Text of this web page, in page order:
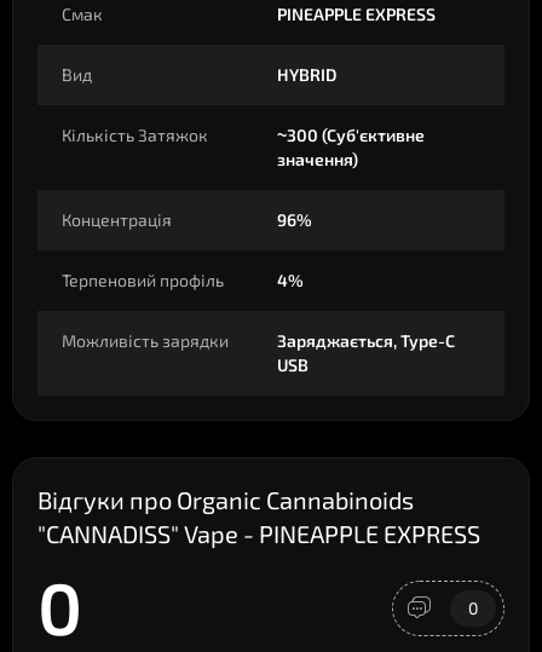
Смак PINEAPPLE EXPRESS
Вид HYBRID
Кількість Затяжок
~300 (Суб'єктивне
значення)
Концентрація 96%
Терпеновий профіль 4%
Можливість зарядки
Заряджається, Type-C
USB
Відгуки про Organic Cannabinoids
"CANNADISS" Vape - PINEAPPLE EXPRESS
0 0